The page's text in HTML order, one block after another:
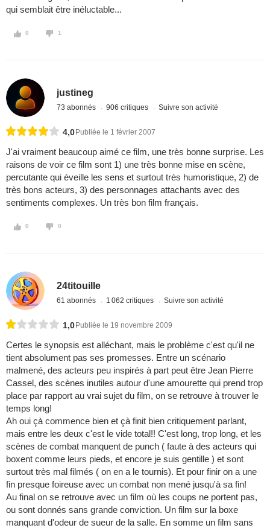
qui semblait être inéluctable...
0 1
justineg
73 abonnés 906 critiques Suivre son activité
4,0 Publiée le 1 février 2007
J'ai vraiment beaucoup aimé ce film, une très bonne surprise. Les
raisons de voir ce film sont 1) une très bonne mise en scène,
percutante qui éveille les sens et surtout très humoristique, 2) de
très bons acteurs, 3) des personnages attachants avec des
sentiments complexes. Un très bon film français.
0 0
24titouille
61 abonnés 1 062 critiques Suivre son activité
1,0 Publiée le 19 novembre 2009
Certes le synopsis est alléchant, mais le problème c'est qu'il ne
tient absolument pas ses promesses. Entre un scénario
malmené, des acteurs peu inspirés à part peut être Jean Pierre
Cassel, des scènes inutiles autour d'une amourette qui prend trop
place par rapport au vrai sujet du film, on se retrouve à trouver le
temps long!
Ah oui çà commence bien et çà finit bien critiquement parlant,
mais entre les deux c'est le vide total!! C'est long, trop long, et les
scènes de combat manquent de punch ( faute à des acteurs qui
boxent comme leurs pieds, et encore je suis gentille ) et sont
surtout très mal filmés ( on en a le tournis). Et pour finir on a une
fin presque foireuse avec un combat non mené jusqu'à sa fin!
Au final on se retrouve avec un film où les coups ne portent pas,
ou sont donnés sans grande conviction. Un film sur la boxe
manquant d'odeur de sueur de la salle. En somme un film sans